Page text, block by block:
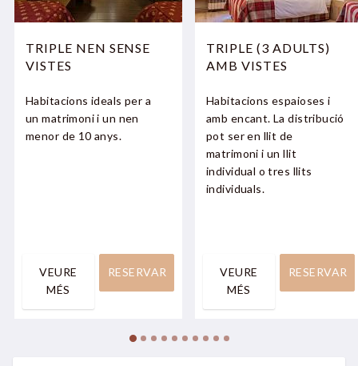
TRIPLE NEN SENSE
VISTES
Habitacions ideals per a
un matrimoni i un nen
menor de 10 anys.
VEURE
MÉS
RESERVAR
TRIPLE (3 ADULTS)
AMB VISTES
Habitacions espaioses i
amb encant. La distribució
pot ser en llit de
matrimoni i un llit
individual o tres llits
individuals.
VEURE
MÉS
RESERVAR